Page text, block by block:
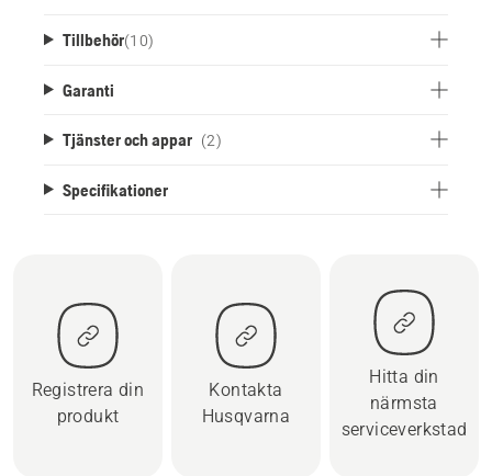
Tillbehör(10)
Garanti
Tjänster och appar (2)
Specifikationer
Registrera din
produkt
Kontakta
Husqvarna
Hitta din
närmsta
serviceverkstad